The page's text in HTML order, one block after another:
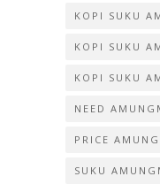
KOPI SUKU
KOPI SUKU
KOPI SUKU
NEED
PRICE
SUKU